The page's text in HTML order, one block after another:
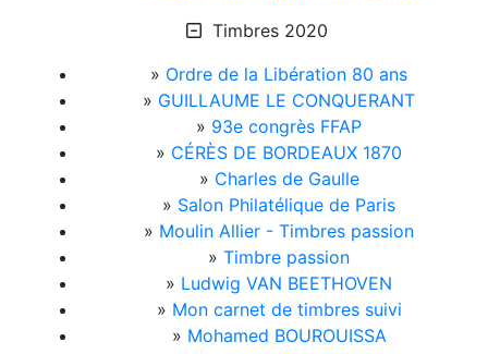
Timbres 2020
» Ordre de la Libération 80 ans
» GUILLAUME LE CONQUERANT
» 93e congrès FFAP
» CÉRÈS DE BORDEAUX 1870
» Charles de Gaulle
» Salon Philatélique de Paris
» Moulin Allier - Timbres passion
» Timbre passion
» Ludwig VAN BEETHOVEN
» Mon carnet de timbres suivi
» Mohamed BOUROUISSA